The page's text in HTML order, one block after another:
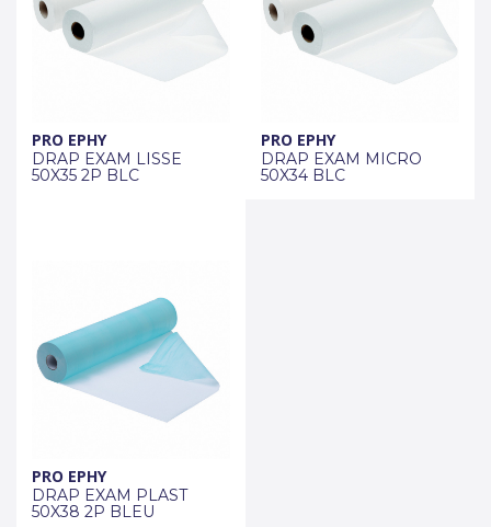
PRO EPHY
DRAP EXAM LISSE
50X35 2P BLC
PRO EPHY
DRAP EXAM MICRO
50X34 BLC
PRO EPHY
DRAP EXAM PLAST
50X38 2P BLEU